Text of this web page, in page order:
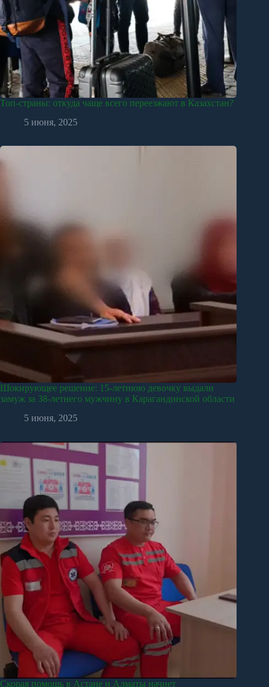
Топ-страны: откуда чаще всего переезжают в Казахстан?
5 июня, 2025
Шокирующее решение: 15-летнюю девочку выдали
замуж за 38-летнего мужчину в Карагандинской области
5 июня, 2025
Скорая помощь в Астане и Алматы начнет